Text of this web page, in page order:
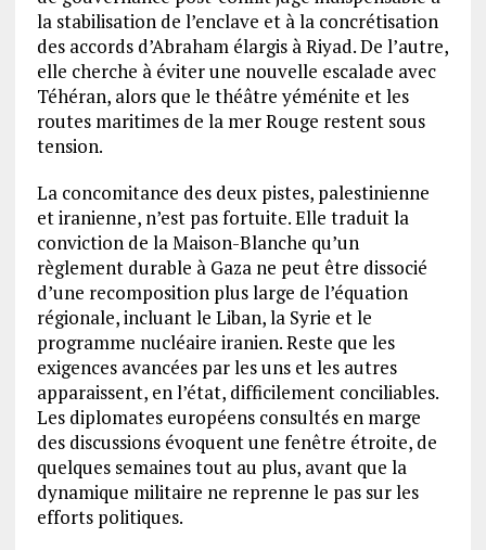
la stabilisation de l’enclave et à la concrétisation
des accords d’Abraham élargis à Riyad. De l’autre,
elle cherche à éviter une nouvelle escalade avec
Téhéran, alors que le théâtre yéménite et les
routes maritimes de la mer Rouge restent sous
tension.
La concomitance des deux pistes, palestinienne
et iranienne, n’est pas fortuite. Elle traduit la
conviction de la Maison-Blanche qu’un
règlement durable à Gaza ne peut être dissocié
d’une recomposition plus large de l’équation
régionale, incluant le Liban, la Syrie et le
programme nucléaire iranien. Reste que les
exigences avancées par les uns et les autres
apparaissent, en l’état, difficilement conciliables.
Les diplomates européens consultés en marge
des discussions évoquent une fenêtre étroite, de
quelques semaines tout au plus, avant que la
dynamique militaire ne reprenne le pas sur les
efforts politiques.